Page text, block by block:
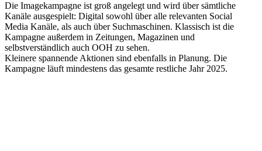
Die Imagekampagne ist groß angelegt und wird über sämtliche
Kanäle ausgespielt: Digital sowohl über alle relevanten Social
Media Kanäle, als auch über Suchmaschinen. Klassisch ist die
Kampagne außerdem in Zeitungen, Magazinen und
selbstverständlich auch OOH zu sehen.
Kleinere spannende Aktionen sind ebenfalls in Planung. Die
Kampagne läuft mindestens das gesamte restliche Jahr 2025.